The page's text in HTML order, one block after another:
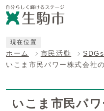
現在位置
ホーム 市民活動
いこま市民パワー株式会社
いこま市民パ